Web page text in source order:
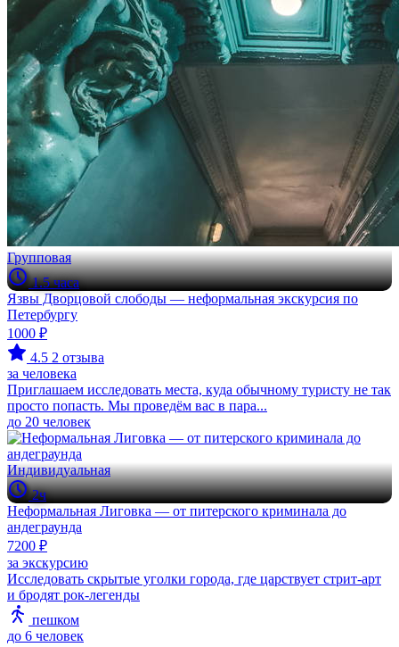
Групповая
1.5 часа
Язвы Дворцовой слободы — неформальная экскурсия по
Петербургу
1000 ₽
4.5 2 отзыва
за человека
Приглашаем исследовать места, куда обычному туристу не так
просто попасть. Мы проведём вас в пара...
до 20 человек
Индивидуальная
2ч
Неформальная Лиговка — от питерского криминала до
андеграунда
7200 ₽
за экскурсию
Исследовать скрытые уголки города, где царствует стрит-арт
и бродят рок-легенды
пешком
до 6 человек